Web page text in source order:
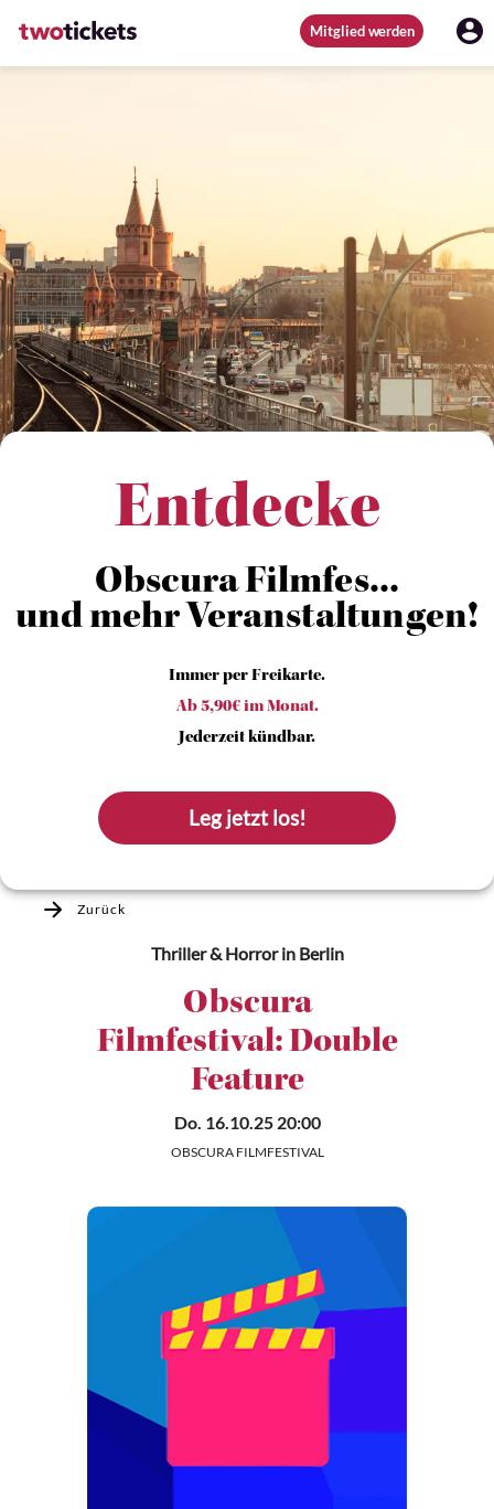
Mitglied werden
Entdecke
Obscura Filmfes...
und mehr Veranstaltungen!
Immer per Freikarte.
Ab 5,90€ im Monat.
Jederzeit kündbar.
Leg jetzt los!
Zurück
Thriller & Horrorin Berlin
Obscura
Filmfestival: Double
Feature
Do. 16.10.25 20:00
OBSCURA FILMFESTIVAL